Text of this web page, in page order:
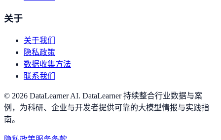
关于
关于我们
隐私政策
数据收集方法
联系我们
© 2026 DataLearner AI. DataLearner 持续整合行业数据与案
例，为科研、企业与开发者提供可靠的大模型情报与实践指
南。